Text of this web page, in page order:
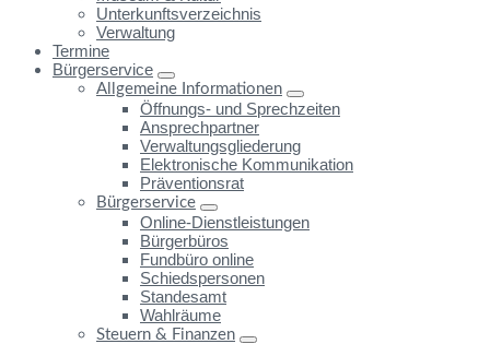
Unterkunftsverzeichnis
Verwaltung
Termine
Bürgerservice
Allgemeine Informationen
Öffnungs- und Sprechzeiten
Ansprechpartner
Verwaltungsgliederung
Elektronische Kommunikation
Präventionsrat
Bürgerservice
Online-Dienstleistungen
Bürgerbüros
Fundbüro online
Schiedspersonen
Standesamt
Wahlräume
Steuern & Finanzen